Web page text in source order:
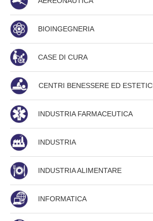
BIOINGEGNERIA
CASE DI CURA
CENTRI BENESSERE ED ESTETICI
INDUSTRIA FARMACEUTICA
INDUSTRIA
INDUSTRIA ALIMENTARE
INFORMATICA